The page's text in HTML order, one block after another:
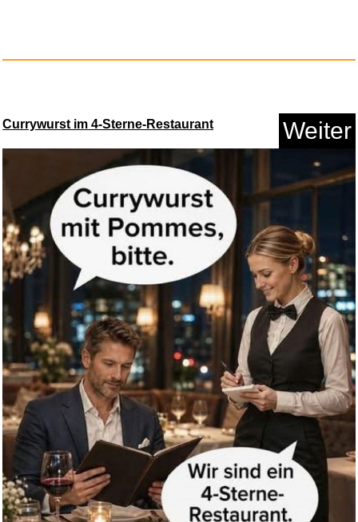
MEGGA EGG Dino Eier die im
Anzeige
A Court of Mist and Fury: The ...
Currywurst im 4-Sterne-Restaurant Weiter